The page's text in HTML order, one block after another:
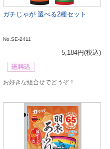
ガチじゃが 選べる2種セット
No.SE-2411
5,184円(税込)
お好きな組合せでどうぞ！